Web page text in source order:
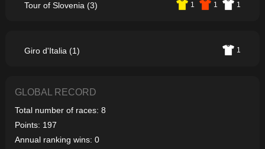
Tour of Slovenia (3) 1 1 1
Giro d'Italia (1) 1
GLOBAL RECORD
Total number of races: 8
Points: 197
Annual ranking wins: 0